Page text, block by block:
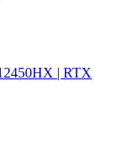
| RTX